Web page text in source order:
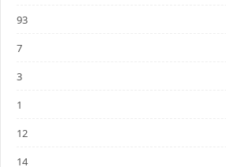
93
7
3
1
12
14